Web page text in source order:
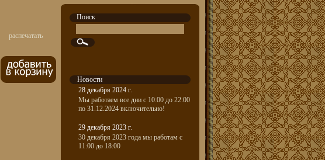
распечатать
Поиск
Новости
28 декабря 2024 г.
Мы работаем все дни с 10:00 до 22:00
по 31.12.2024 включительно!
29 декабря 2023 г.
30 декабря 2023 года мы работам с
11:00 до 18:00